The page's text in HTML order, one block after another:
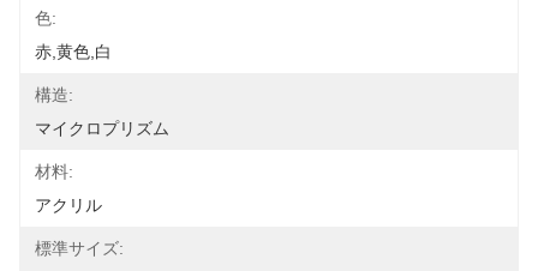
色:
赤,黄色,白
構造:
マイクロプリズム
材料:
アクリル
標準サイズ: